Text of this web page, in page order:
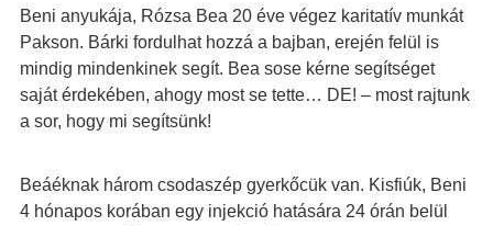
Beni anyukája, Rózsa Bea 20 éve végez karitatív munkát
Pakson. Bárki fordulhat hozzá a bajban, erején felül is
mindig mindenkinek segít. Bea sose kérne segítséget
saját érdekében, ahogy most se tette… DE! – most rajtunk
a sor, hogy mi segítsünk!
Beáéknak három csodaszép gyerkőcük van. Kisfiúk, Beni
4 hónapos korában egy injekció hatására 24 órán belül